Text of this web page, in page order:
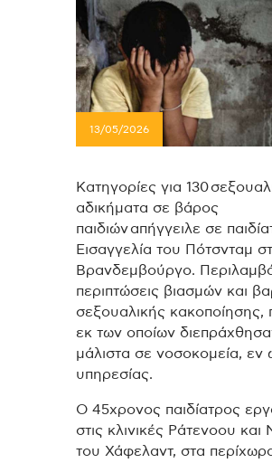
13/05/2026
Κατηγορίες για 130
αδικήματα σε βάρος
παιδιών απήγγειλε σε
Εισαγγελία του Πότσνταμ
Βρανδεμβούργο.
περιπτώσεις βιασμών και
σεξουαλικής κακοποίησης,
εκ των οποίων
μάλιστα σε νοσοκομεία, εν
υπηρεσίας.
Ο 45χρονος παιδίατρος
στις κλινικές Ράτενοου
του Χάφελαντ, στα